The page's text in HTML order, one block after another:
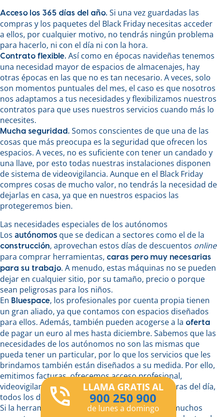
LLAMA GRATIS AL
900 250 900
de lunes a domingo
Acceso los 365 días del año. Si una vez guardadas las
compras y los paquetes del Black Friday necesitas acceder
a ellos, por cualquier motivo, no tendrás ningún problema
para hacerlo, ni con el día ni con la hora.
Contrato flexible. Así como en épocas navideñas tenemos
una necesidad mayor de espacios de almacenajes, hay
otras épocas en las que no es tan necesario. A veces, solo
son momentos puntuales del mes, el caso es que nosotros
nos adaptamos a tus necesidades y flexibilizamos nuestros
contratos para que uses nuestros servicios cuando más lo
necesites.
Mucha seguridad. Somos conscientes de que una de las
cosas que más preocupa es la seguridad que ofrecen los
espacios. A veces, no es suficiente con tener un candado y
una llave, por esto todas nuestras instalaciones disponen
de sistema de videovigilancia. Aunque en el Black Friday
compres cosas de mucho valor, no tendrás la necesidad de
dejarlas en casa, ya que en nuestros espacios las
protegeremos bien.
Las necesidades especiales de los autónomos
Los autónomos que se dedican a sectores como el de la
construcción, aprovechan estos días de descuentos online
para comprar herramientas, caras pero muy necesarias
para su trabajo. A menudo, estas máquinas no se pueden
dejar en cualquier sitio, por su tamaño, precio o porque
sean peligrosas para los niños.
En Bluespace, los profesionales por cuenta propia tienen
un gran aliado, ya que contamos con espacios diseñados
para ellos. Además, también pueden acogerse a la oferta
de pagar un euro al mes hasta diciembre. Sabemos que las
necesidades de los autónomos no son las mismas que
pueda tener un particular, por lo que los servicios que les
brindamos también están diseñados a su medida. Por ello,
emitimos facturas, ofrecemos acceso profesional,
videovigilancia y, por supuesto, acceso las 24 horas del día,
todos los días del año.
Si la herramienta pesa mucho o el cliente tiene muchos